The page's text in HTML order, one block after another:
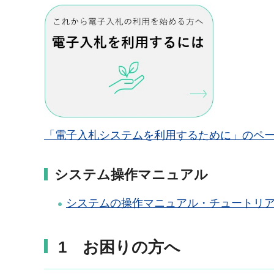
「電子入札システムを利用するために」のペ
システム操作マニュアル
システムの操作マニュアル・チュートリ
1 お困りの方へ